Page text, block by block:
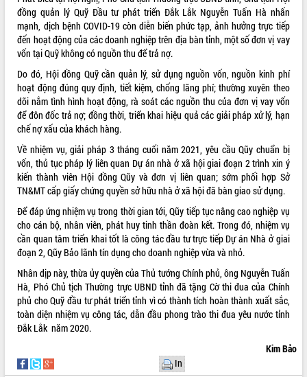
Trình diễn nghệ thuật chế biến các
món ăn từ sầu riêng
Đắk Lắk công bố Quy hoạch và xúc
Ngành cá ngừ Đắk Lắk chủ động thích
ứng để giữ vững thị trường xuất khẩu
Diễn đàn Kinh tế tư nhân Việt Nam đột
phá cơ chế - Hợp tác công tư
Đề án 06 tạo bước ngoặt đột phá trong
cải cách hành chính tỉnh Đắk Lắk
Kết nối tour, đẩy mạnh chuyển đổi số
để phát triển du lịch Đắk Lắk
Khởi động Dự án Đầu tư xây dựng hạ
tầng kỹ thuật Cụm công nghiệp Tân
Tiến
Gặp mặt các cơ quan báo chí nhân Kỷ
mạng Việt Nam
Đắk Lắk sơ kết 4 năm triển khai thực
hiện Đề án 06 của Chính phủ
Họp báo thông tin về Hội nghị Công bố
Khơi thông điểm nghẽn, đẩy nhanh
đồng quản lý Quỹ Đầu tư phát triển Đắk Lắk Nguyễn Tuấn Hà nhấn
mạnh, dịch bệnh COVID-19 còn diễn biến phức tạp, ảnh hưởng trực tiếp
đến hoạt động của các doanh nghiệp trên địa bàn tỉnh, một số đơn vị vay
vốn tại Quỹ không có nguồn thu để trả nợ.
Do đó, Hội đồng Quỹ cần quản lý, sử dụng nguồn vốn, nguồn kinh phí
hoạt động đúng quy định, tiết kiệm, chống lãng phí; thường xuyên theo
dõi nắm tình hình hoạt động, rà soát các nguồn thu của đơn vị vay vốn
để đôn đốc trả nợ; đồng thời, triển khai hiệu quả các giải pháp xử lý, hạn
chế nợ xấu của khách hàng.
Về nhiệm vụ, giải pháp 3 tháng cuối năm 2021, yêu cầu Qũy chuẩn bị
vốn, thủ tục pháp lý liên quan Dự án nhà ở xã hội giai đoạn 2 trình xin ý
kiến thành viên Hội đồng Qũy và đơn vị liên quan; sớm phối hợp Sở
TN&MT cấp giấy chứng quyền sở hữu nhà ở xã hội đã bàn giao sử dụng.
Để đáp ứng nhiệm vụ trong thời gian tới, Qũy tiếp tục nâng cao nghiệp vụ
cho cán bộ, nhân viên, phát huy tinh thần đoàn kết. Trong đó, nhiệm vụ
cần quan tâm triển khai tốt là công tác đầu tư trực tiếp Dự án Nhà ở giai
đoạn 2, Qũy Bảo lãnh tín dụng cho doanh nghiệp vừa và nhỏ.
Nhân dịp này, thừa ủy quyền của Thủ tướng Chính phủ, ông Nguyễn Tuấn
Hà, Phó Chủ tịch Thường trực UBND tỉnh đã tặng Cờ thi đua của Chính
phủ cho Quỹ đầu tư phát triển tỉnh vì có thành tích hoàn thành xuất sắc,
toàn diện nhiệm vụ công tác, dẫn đầu phong trào thi đua yêu nước tỉnh
Đắk Lắk năm 2020.
Kim Bảo
In